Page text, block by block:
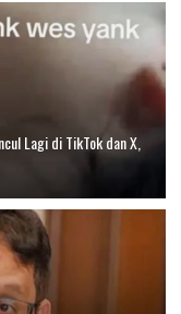
Lagi di TikTok dan X,